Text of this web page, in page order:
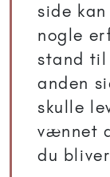
side
nogle
stand til
anden
skulle
vænnet
du